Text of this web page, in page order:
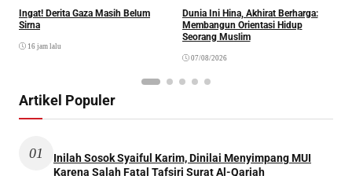
Ingat! Derita Gaza Masih Belum
Sirna
16 jam lalu
Dunia Ini Hina, Akhirat Berharga:
Membangun Orientasi Hidup
Seorang Muslim
07/08/2026
Artikel Populer
01
Inilah Sosok Syaiful Karim, Dinilai Menyimpang MUI
Karena Salah Fatal Tafsiri Surat Al-Qariah